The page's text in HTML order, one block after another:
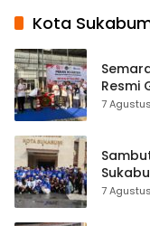
Kota
Resmi
7
ASRI
7